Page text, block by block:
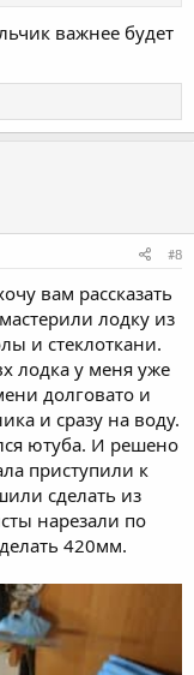
важнее будет
#8
вам рассказать
лодку из
и стеклоткани.
лодка у меня уже
долговато и
и сразу на воду.
ютуба. И решено
приступили к
сделать из
нарезали по
420мм.